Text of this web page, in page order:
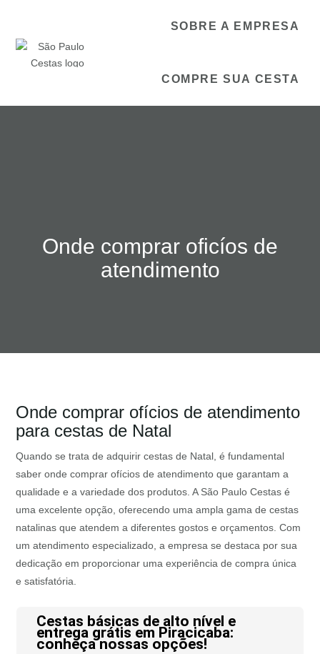
SOBRE A EMPRESA
COMPRE SUA CESTA
Onde comprar oficíos de
atendimento
Onde comprar ofícios de atendimento
para cestas de Natal
Quando se trata de adquirir cestas de Natal, é fundamental
saber onde comprar ofícios de atendimento que garantam a
qualidade e a variedade dos produtos. A São Paulo Cestas é
uma excelente opção, oferecendo uma ampla gama de cestas
natalinas que atendem a diferentes gostos e orçamentos. Com
um atendimento especializado, a empresa se destaca por sua
dedicação em proporcionar uma experiência de compra única
e satisfatória.
Cestas básicas de alto nível e
entrega grátis em Piracicaba:
conheça nossas opções!